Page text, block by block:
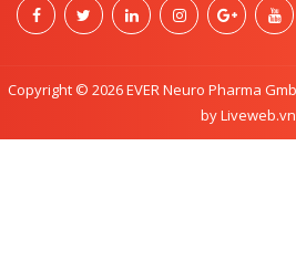
Copyright © 2026 EVER Neuro Pharma
by Liveweb.vn